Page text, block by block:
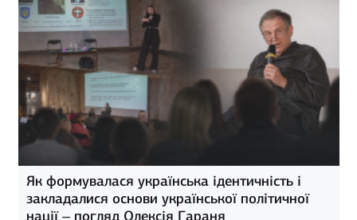
Як формувалася українська ідентичність і
закладалися основи української політичної
нації – погляд Олексія Гараня